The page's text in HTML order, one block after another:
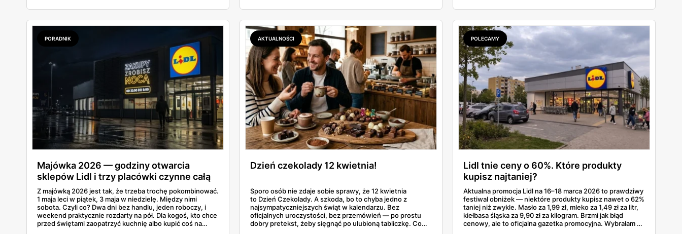
całą sobotnią gazetkę Lidla strona po stronie i wybrałam
to, co naprawdę się opłaca.
wakacje
nośność, a do tego, jak wypadają wobec tańszych modeli
z Decathlonu.
PORADNIK
Majówka 2026 — godziny otwarcia
sklepów Lidl i trzy placówki czynne całą
dobę
Z majówką 2026 jest tak, że trzeba trochę pokombinować.
1 maja leci w piątek, 3 maja w niedzielę. Między nimi
sobota. Czyli co? Dwa dni bez handlu, jeden roboczy, i
weekend praktycznie rozdarty na pół. Dla kogoś, kto chce
przed świętami zaopatrzyć kuchnię albo kupić coś na
AKTUALNOŚCI
Dzień czekolady 12 kwietnia!
Sporo osób nie zdaje sobie sprawy, że 12 kwietnia
to Dzień Czekolady. A szkoda, bo to chyba jedno z
najsympatyczniejszych świąt w kalendarzu. Bez
oficjalnych uroczystości, bez przemówień — po prostu
dobry pretekst, żeby sięgnąć po ulubioną tabliczkę. Co
POLECAMY
Lidl tnie ceny o 60%. Które produkty
kupisz najtaniej?
Aktualna promocja Lidl na 16–18 marca 2026 to prawdziwy
festiwal obniżek — niektóre produkty kupisz nawet o 62%
taniej niż zwykle. Masło za 1,99 zł, mleko za 1,49 zł za litr,
kiełbasa śląska za 9,90 zł za kilogram. Brzmi jak błąd
cenowy, ale to oficjalna gazetka promocyjna. Wybrałam z